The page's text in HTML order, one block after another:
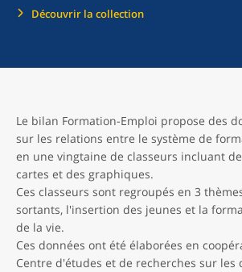
Découvrir la collection
Le bilan Formation-Emploi propose des
sur les relations entre le système de
en une vingtaine de classeurs incluant
cartes et des graphiques.
Ces classeurs sont regroupés en 3
sortants, l'insertion des jeunes et la
de la vie.
Ces données ont été élaborées en
Centre d'études et de recherches sur les